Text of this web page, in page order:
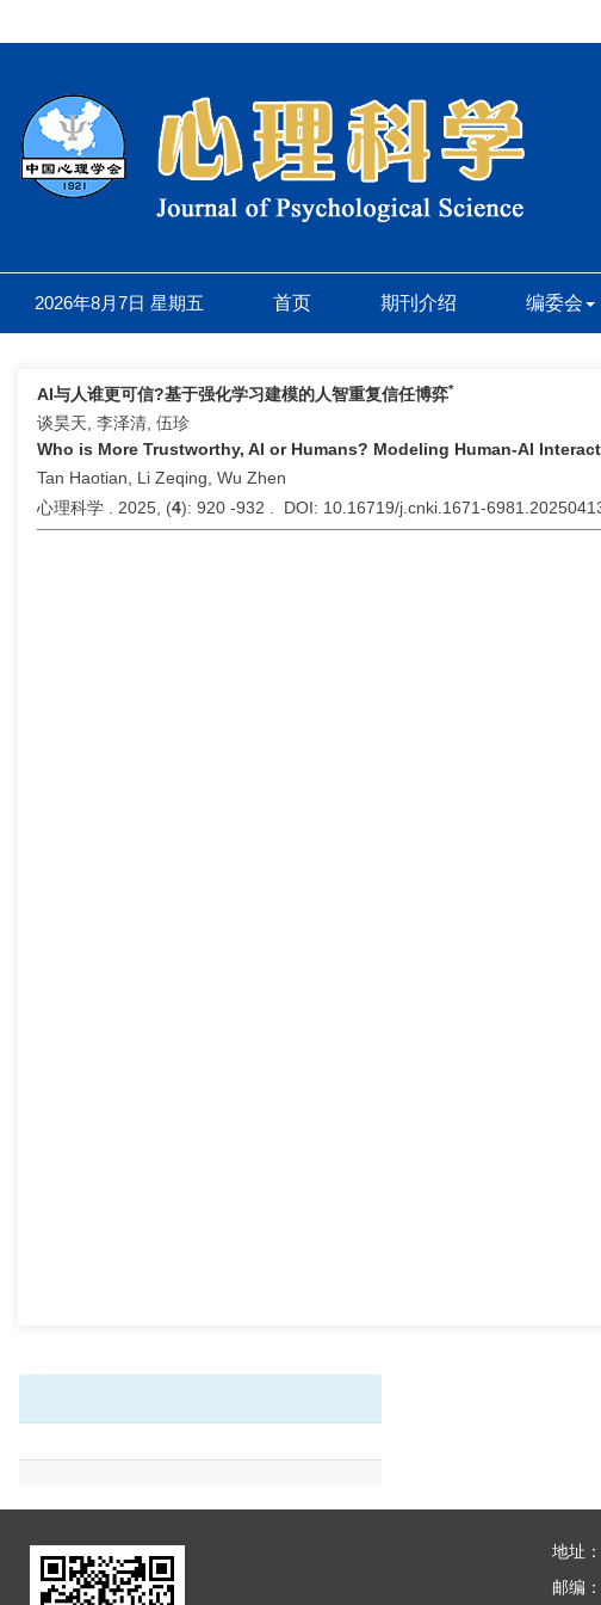
2026年8月7日 星期五 首页 期刊介绍 编委会
AI与人谁更可信?基于强化学习建模的人智重复信任博弈*
谈昊天, 李泽清, 伍珍
Who is More Trustworthy, AI or Humans? Modeling Human-AI
Tan Haotian, Li Zeqing, Wu Zhen
心理科学 . 2025, (4): 920 -932 . DOI: 10.16719/j.cnki.1671-
地址
邮编